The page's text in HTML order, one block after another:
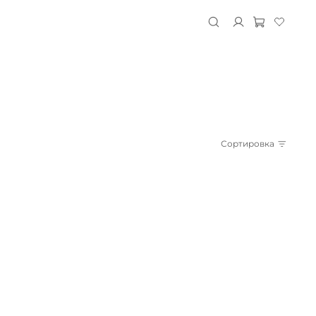
Сортировка